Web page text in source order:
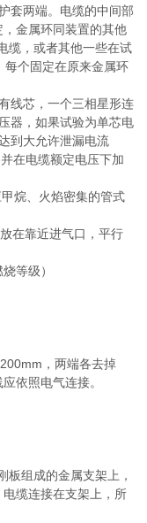
套两端。电缆的中间部
金属环同装置的其他
缆，或者其他一些在试
每个固定在原来金属环
线芯，一个三相星形连
器，如果试验为单芯电
到大允许泄漏电流
在电缆额定电压下加
烷、火焰密集的管式
在靠近进气口，平行
等级）
，两端各去掉
依照电气连接。
板组成的金属支架上，
缆连接在支架上，所